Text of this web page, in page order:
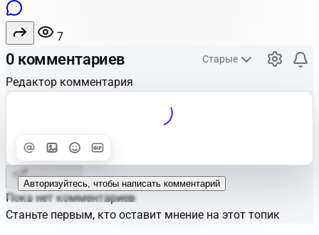
7
0 комментариев Старые
Редактор комментария
Улучшить
Авторизуйтесь, чтобы написать комментарий
Отправить
Пока нет комментариев
Станьте первым, кто оставит мнение на этот топик